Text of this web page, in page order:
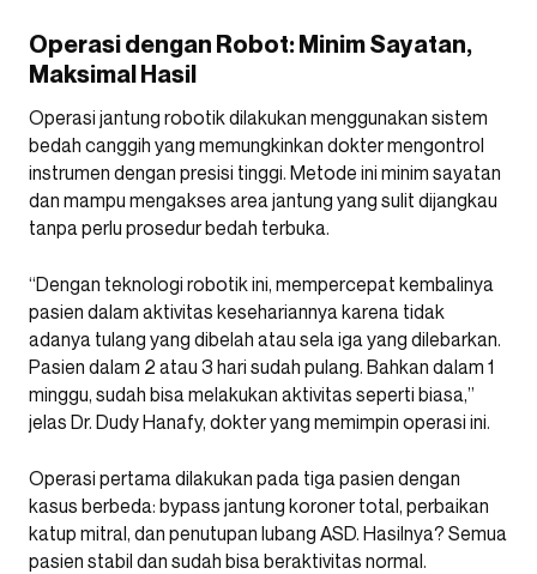
Operasi dengan Robot: Minim Sayatan,
Maksimal Hasil
Operasi jantung robotik dilakukan menggunakan sistem
bedah canggih yang memungkinkan dokter mengontrol
instrumen dengan presisi tinggi. Metode ini minim sayatan
dan mampu mengakses area jantung yang sulit dijangkau
tanpa perlu prosedur bedah terbuka.
“Dengan teknologi robotik ini, mempercepat kembalinya
pasien dalam aktivitas kesehariannya karena tidak
adanya tulang yang dibelah atau sela iga yang dilebarkan.
Pasien dalam 2 atau 3 hari sudah pulang. Bahkan dalam 1
minggu, sudah bisa melakukan aktivitas seperti biasa,”
jelas Dr. Dudy Hanafy, dokter yang memimpin operasi ini.
Operasi pertama dilakukan pada tiga pasien dengan
kasus berbeda: bypass jantung koroner total, perbaikan
katup mitral, dan penutupan lubang ASD. Hasilnya? Semua
pasien stabil dan sudah bisa beraktivitas normal.